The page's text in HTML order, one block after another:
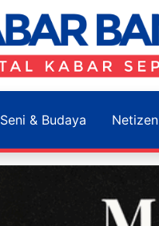
Seni & Budaya Netizen